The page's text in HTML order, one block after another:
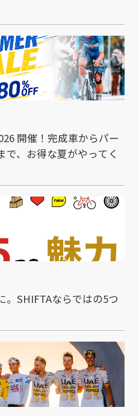
開催！完成車からパー
で、お得な夏がやってく
。SHIFTAならではの5つ